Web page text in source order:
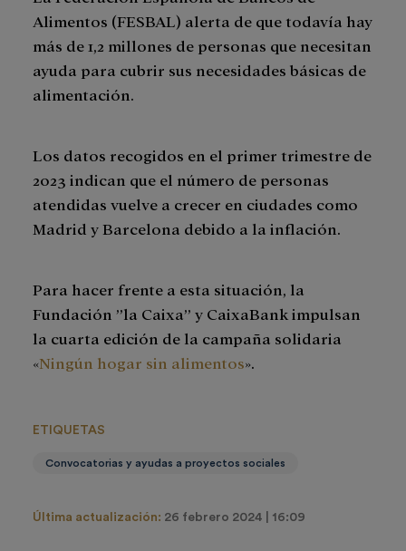
Alimentos (FESBAL) alerta de que todavía hay
más de 1,2 millones de personas que necesitan
ayuda para cubrir sus necesidades básicas de
alimentación.
Los datos recogidos en el primer trimestre de
2023 indican que el número de personas
atendidas vuelve a crecer en ciudades como
Madrid y Barcelona debido a la inflación.
Para hacer frente a esta situación, la
Fundación ”la Caixa” y CaixaBank impulsan
la cuarta edición de la campaña solidaria
«Ningún hogar sin alimentos».
ETIQUETAS
Convocatorias y ayudas a proyectos sociales
Última actualización: 26 febrero 2024 | 16:09